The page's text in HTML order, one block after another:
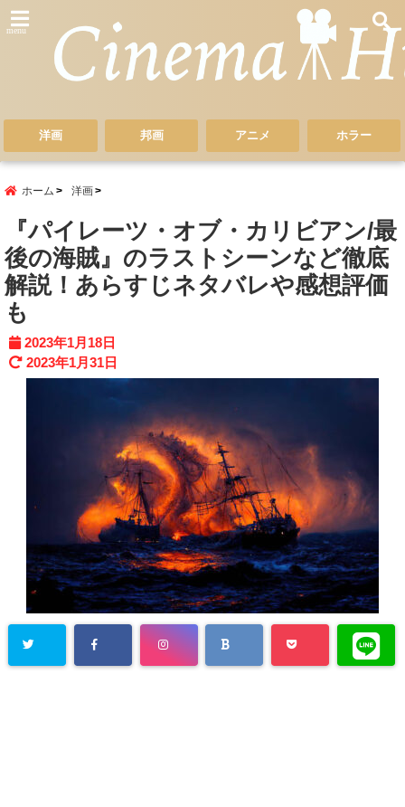
menu
洋画 邦画 アニメ ホラー
ホーム 洋画
『パイレーツ・オブ・カリビアン/最
後の海賊』のラストシーンなど徹底
解説！あらすじネタバレや感想評価
も
2023年1月18日
2023年1月31日